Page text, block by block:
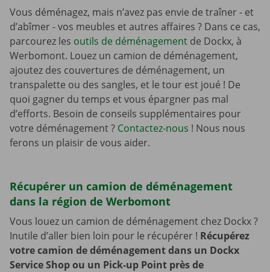
Vous déménagez, mais n’avez pas envie de traîner - et
d’abîmer - vos meubles et autres affaires ? Dans ce cas,
parcourez les outils de déménagement de Dockx, à
Werbomont. Louez un camion de déménagement,
ajoutez des couvertures de déménagement, un
transpalette ou des sangles, et le tour est joué ! De
quoi gagner du temps et vous épargner pas mal
d’efforts. Besoin de conseils supplémentaires pour
votre déménagement ? Contactez-nous ! Nous nous
ferons un plaisir de vous aider.
Récupérer un camion de déménagement
dans la région de Werbomont
Vous louez un camion de déménagement chez Dockx ?
Inutile d’aller bien loin pour le récupérer ! Récupérez
votre camion de déménagement dans un Dockx
Service Shop ou un Pick-up Point près de